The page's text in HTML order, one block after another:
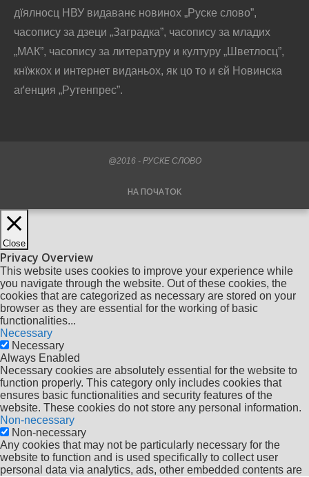
дїялносц НВУ видаванє новинох „Руске слово”,
часопису за дзеци „Заградка”, часопису за младих
„МАК”, часопису за литературу и културу „Шветлосц”,
кнїжкох и интернет виданьох, як цо то и єй Новинска
аґенция „Рутенпрес”.
@2016 - РУСКЕ СЛОВО
НА ПОЧАТОК
Close
Privacy Overview
This website uses cookies to improve your experience while
you navigate through the website. Out of these cookies, the
cookies that are categorized as necessary are stored on your
browser as they are essential for the working of basic
functionalities...
Necessary
Necessary
Always Enabled
Necessary cookies are absolutely essential for the website to
function properly. This category only includes cookies that
ensures basic functionalities and security features of the
website. These cookies do not store any personal information.
Non-necessary
Non-necessary
Any cookies that may not be particularly necessary for the
website to function and is used specifically to collect user
personal data via analytics, ads, other embedded contents are